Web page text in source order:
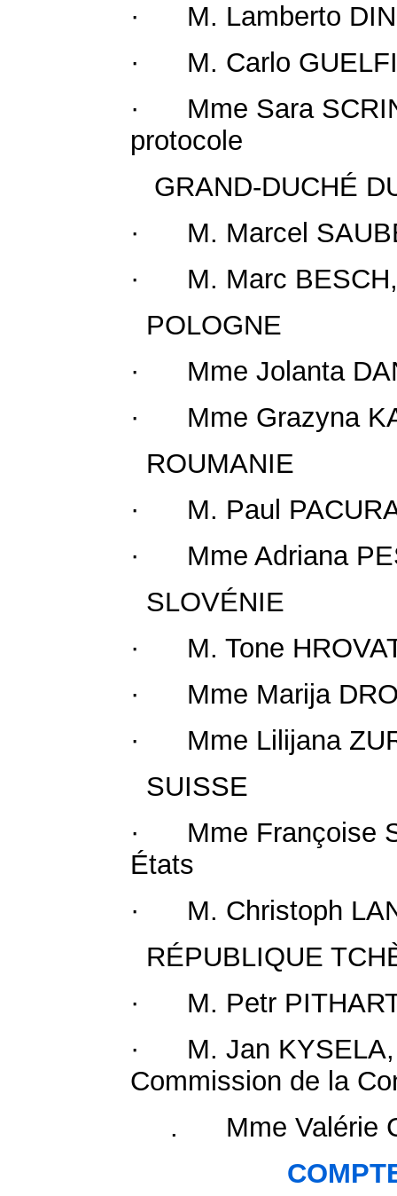
· M. Lamberto
· M. Carlo
· Mme Sara
protocole
GRAND-DUCHÉ
· M. Marcel
· M. Marc BESCH,
POLOGNE
· Mme Jolanta
· Mme Grazyna
ROUMANIE
· M. Paul
· Mme Adriana
SLOVÉNIE
· M. Tone
· Mme Marija
· Mme Lilijana
SUISSE
· Mme Françoise
États
· M. Christoph
RÉPUBLIQUE
· M. Petr
· M. Jan KYSELA,
Commission de la
. Mme Valérie